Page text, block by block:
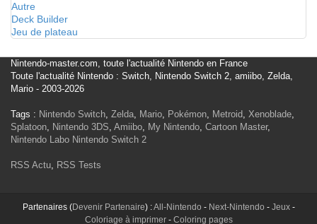
Autre
Deck Builder
Jeu de plateau
Nintendo-master.com, toute l'actualité Nintendo en France
Toute l'actualité Nintendo : Switch, Nintendo Switch 2, amiibo, Zelda,
Mario - 2003-2026
Tags : Nintendo Switch, Zelda, Mario, Pokémon, Metroid, Xenoblade,
Splatoon, Nintendo 3DS, Amiibo, My Nintendo, Cartoon Master,
Nintendo Labo Nintendo Switch 2
RSS Actu, RSS Tests
Partenaires (Devenir Partenaire) :All-Nintendo - Next-Nintendo - Jeux-
Coloriage à imprimer- Coloring pages